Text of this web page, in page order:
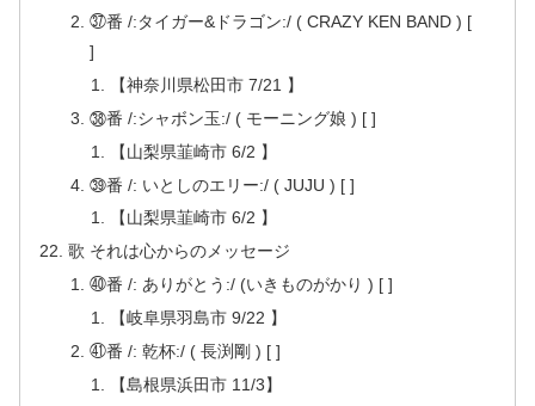
㊲番 /:タイガー&ドラゴン:/ ( CRAZY KEN BAND ) [
]
【神奈川県松田市 7/21 】
㊳番 /:シャボン玉:/ ( モーニング娘 ) [ ]
【山梨県韮崎市 6/2 】
㊴番 /: いとしのエリー:/ ( JUJU ) [ ]
【山梨県韮崎市 6/2 】
歌 それは心からのメッセージ
㊵番 /: ありがとう:/ (いきものがかり ) [ ]
【岐阜県羽島市 9/22 】
㊶番 /: 乾杯:/ ( 長渕剛 ) [ ]
【島根県浜田市 11/3】